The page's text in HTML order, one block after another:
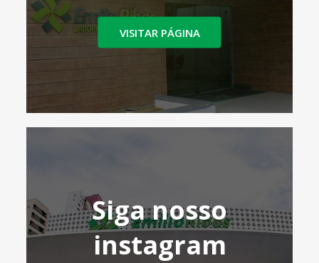
VISITAR PÁGINA
Siga nosso
instagram